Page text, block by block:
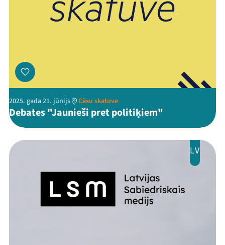
2025. gada 21. jūnijs Cēsu skatuve
Debates "Jaunieši pret politiķiem"
LV